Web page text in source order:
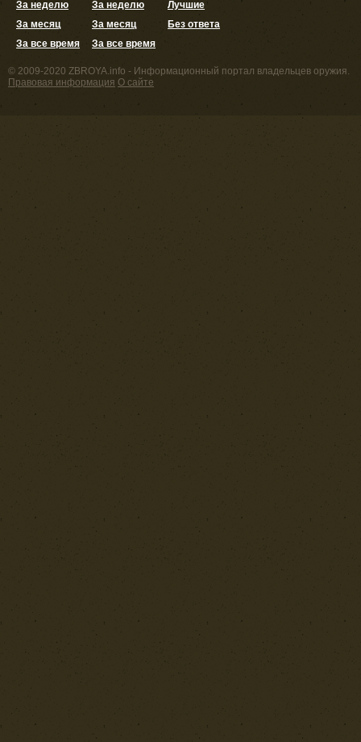
За неделю
За месяц
За все время
За неделю
За месяц
За все время
Лучшие
Без ответа
© 2009-2020 ZBROYA.info - Информационный портал владельцев оружия.
Правовая информация О сайте